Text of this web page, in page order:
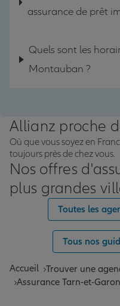
assurance de prêt
Quels sont les
Montauban ?
Allianz proche
Où que vous soyez en
toujours près de chez vous.
Nos offres
plus grandes
Toutes les
Tous nos
Accueil Trouver une
Assurance Tarn-et-